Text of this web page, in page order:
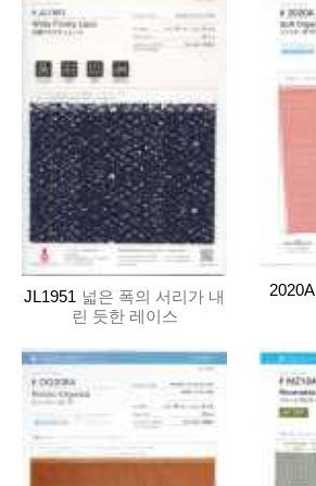
JL1951 넓은 폭의 서리가 내
린 듯한 레이스
2020A